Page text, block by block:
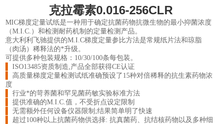
克拉霉素0.016-256CLR
MIC梯度定量试纸是一种用于确定抗菌药物抗微生物的最小抑菌浓度
（M.I.C. ）和检测耐药机制的定量检测产品。
意大利利飞驰提供的M.I.C梯度定量参比方法是常规纸片法和琼脂
（肉汤）稀释法的*升级。
可提供多种包装规格： 10/30/100条每包装。
▌ISO13485资质制造 产品全部获得CE认证
高质量梯度定量检测试纸准确预设了 15种对倍稀释的抗生素药物浓
度
▌行业*的苛养菌和罕见菌药敏实验标准方法
▌提供准确的M.I.C.值，不受折点设定限制
▌无需额外任何设备仪器限制 ;结果简单明了快速
超过100种以上抗菌药物供选择:抗真菌药 、抗结核药物以及多种细